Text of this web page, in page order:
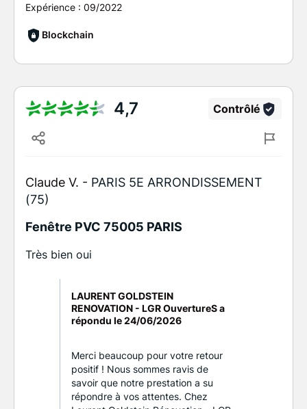
Expérience : 09/2022
Blockchain
4,7 Contrôlé
Claude V. - PARIS 5E ARRONDISSEMENT
(75)
Fenêtre PVC 75005 PARIS
Très bien oui
LAURENT GOLDSTEIN
RENOVATION - LGR OuvertureS a
répondu le24/06/2026
Merci beaucoup pour votre retour
positif ! Nous sommes ravis de
savoir que notre prestation a su
répondre à vos attentes. Chez